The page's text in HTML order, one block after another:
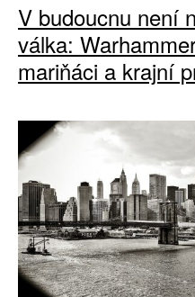
V budoucnu není
válka:
mariňáci a krajní